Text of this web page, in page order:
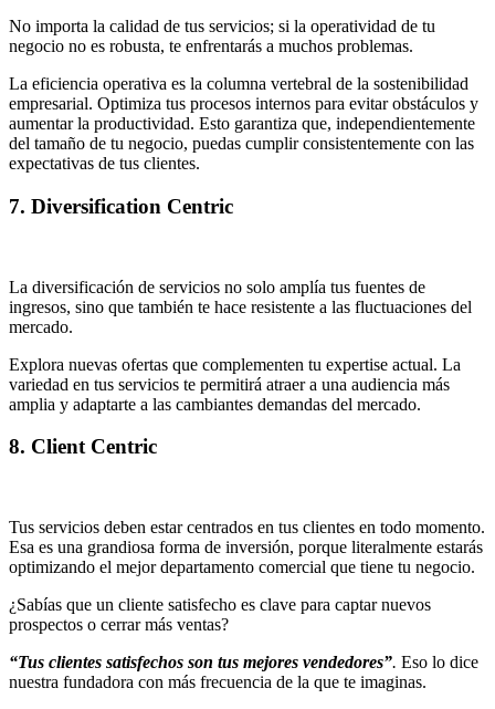
No importa la calidad de tus servicios; si la operatividad de tu
negocio no es robusta, te enfrentarás a muchos problemas.
La eficiencia operativa es la columna vertebral de la sostenibilidad
empresarial. Optimiza tus procesos internos para evitar obstáculos y
aumentar la productividad. Esto garantiza que, independientemente
del tamaño de tu negocio, puedas cumplir consistentemente con las
expectativas de tus clientes.
7. Diversification Centric
La diversificación de servicios no solo amplía tus fuentes de
ingresos, sino que también te hace resistente a las fluctuaciones del
mercado.
Explora nuevas ofertas que complementen tu expertise actual. La
variedad en tus servicios te permitirá atraer a una audiencia más
amplia y adaptarte a las cambiantes demandas del mercado.
8. Client Centric
Tus servicios deben estar centrados en tus clientes en todo momento.
Esa es una grandiosa forma de inversión, porque literalmente estarás
optimizando el mejor departamento comercial que tiene tu negocio.
¿Sabías que un cliente satisfecho es clave para captar nuevos
prospectos o cerrar más ventas?
“Tus clientes satisfechos son tus mejores vendedores”. Eso lo dice
nuestra fundadora con más frecuencia de la que te imaginas.